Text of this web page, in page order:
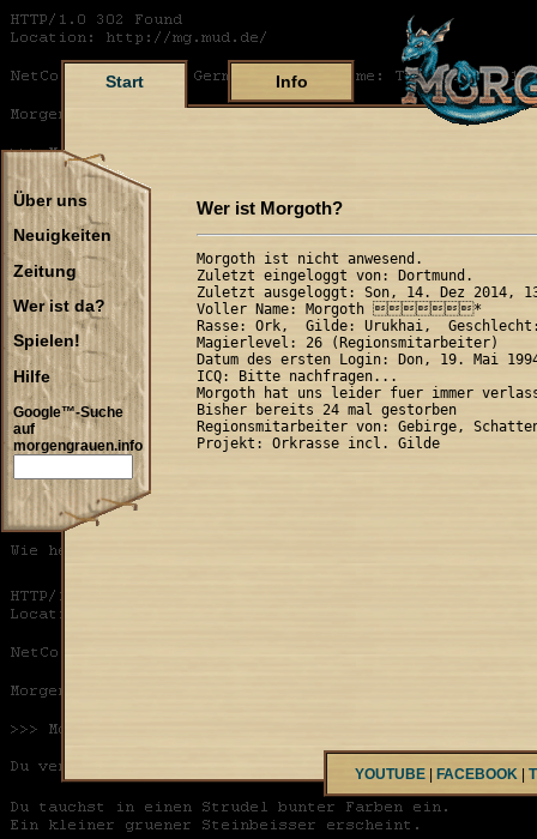
Start Info
Über uns
Neuigkeiten
Zeitung
Wer ist da?
Spielen!
Hilfe
Google™-Suche
auf
morgengrauen.info
Wer ist Morgoth?
Morgoth ist nicht anwesend.
Zuletzt eingeloggt von: Dortmund.
Zuletzt ausgeloggt: Son, 14. Dez 2014,
Voller Name: Morgoth *
Rasse: Ork,  Gilde: Urukhai,
Magierlevel: 26 (Regionsmitarbeiter)
Datum des ersten Login: Don, 19. Mai
ICQ: Bitte nachfragen...
Morgoth hat uns leider fuer immer
Bisher bereits 24 mal gestorben
Regionsmitarbeiter von: Gebirge,
YOUTUBE FACEBOOK